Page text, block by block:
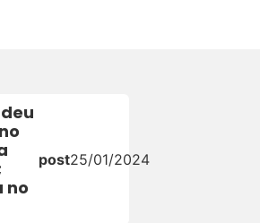
no
post25/01/2024